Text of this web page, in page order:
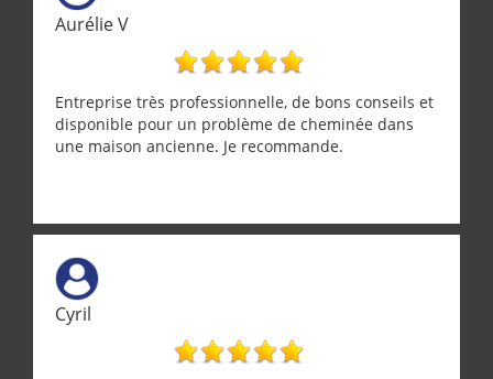
Aurélie V
Entreprise très professionnelle, de bons conseils et
disponible pour un problème de cheminée dans
une maison ancienne. Je recommande.
Cyril